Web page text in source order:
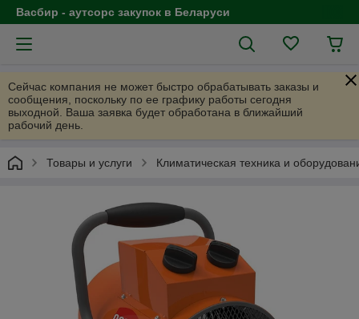
Васбир - аутсорс закупок в Беларуси
Сейчас компания не может быстро обрабатывать заказы и
сообщения, поскольку по ее графику работы сегодня
выходной. Ваша заявка будет обработана в ближайший
рабочий день.
Товары и услуги Климатическая техника и